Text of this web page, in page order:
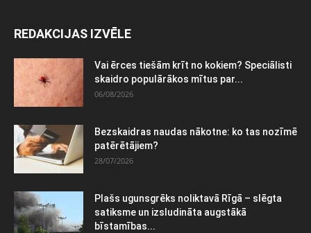
REDAKCIJAS IZVĒLE
Vai ērces tiešām krīt no kokiem? Speciālisti
skaidro populārākos mītus par...
06/08/2026
Bezskaidras naudas nākotne: ko tas nozīmē
patērētājiem?
28/07/2026
Plašs ugunsgrēks noliktavā Rīgā – slēgta
satiksme un izsludināta augstākā
bīstamības...